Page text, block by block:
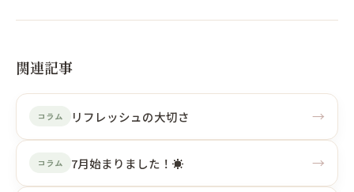
関連記事
コラム リフレッシュの大切さ →
コラム 7月始まりました！☀️ →